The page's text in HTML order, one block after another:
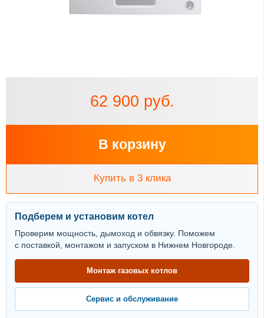
62 900 руб.
В корзину
Купить в 3 клика
Подберем и установим котел
Проверим мощность, дымоход и обвязку. Поможем
с поставкой, монтажом и запуском в Нижнем Новгороде.
Монтаж газовых котлов
Сервис и обслуживание